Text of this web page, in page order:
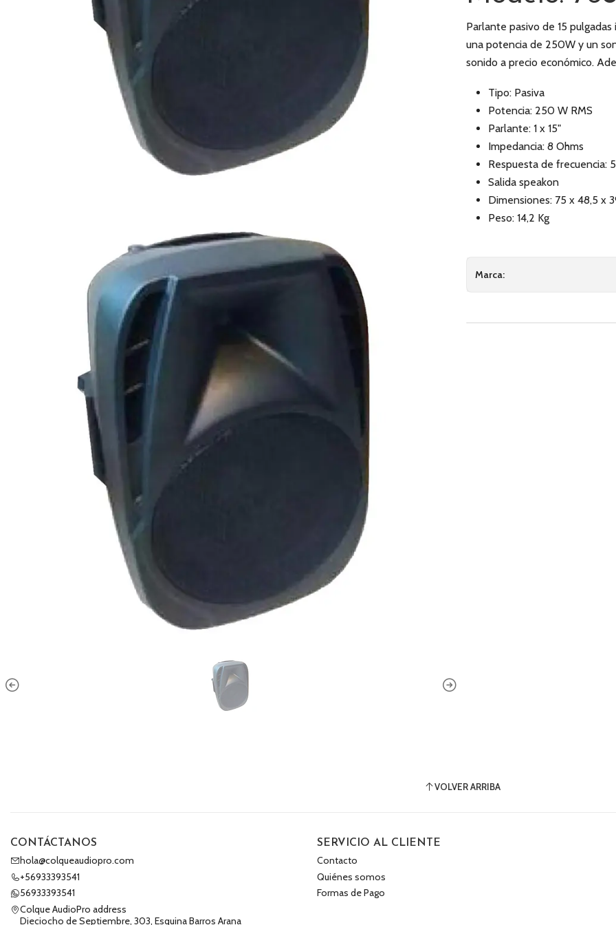
Parlante pasivo de 15
una potencia de 250W y un
sonido a precio económico.
Tipo: Pasiva
Potencia: 250 W RMS
Parlante: 1 x 15"
Impedancia: 8 Ohms
Respuesta de frecuencia:
Salida speakon
Dimensiones: 75 x 48,5 x
Peso: 14,2 Kg
Marca:
VOLVER ARRIBA
CONTÁCTANOS
hola@colqueaudiopro.com
+56933393541
56933393541
Colque AudioPro address
Dieciocho de Septiembre, 303, Esquina Barros Arana
SERVICIO AL CLIENTE
Contacto
Quiénes somos
Formas de Pago